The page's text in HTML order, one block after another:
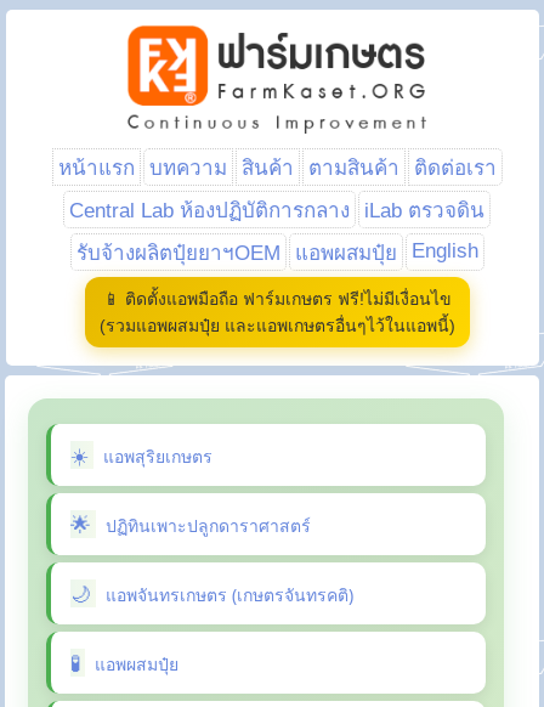
หน้าแรก บทความ สินค้า ตามสินค้า
ติดต่อเรา
Central Lab ห้องปฏิบัติการกลาง
iLab ตรวจดิน
รับจ้างผลิตปุ๋ยยาฯOEM
แอพผสมปุ๋ย English
📱 ติดตั้งแอพมือถือ ฟาร์มเกษตร ฟรี!ไม่มีเงื่อนไข
(รวมแอพผสมปุ๋ย และแอพเกษตรอื่นๆไว้ในแอพนี้)
แอพสุริยเกษตร
ปฏิทินเพาะปลูกดาราศาสตร์
แอพจันทรเกษตร (เกษตรจันทรคติ)
แอพผสมปุ๋ย